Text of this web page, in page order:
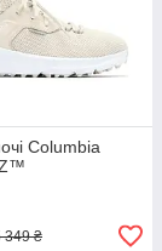
Columbia
349 ₴